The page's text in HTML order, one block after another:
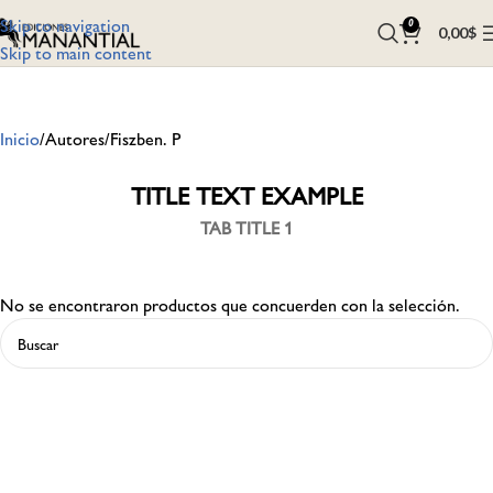
Skip to navigation
Skip to main content
0 0,00$
Inicio Autores Fiszben. P
TITLE TEXT EXAMPLE
TAB TITLE 1
No se encontraron productos que concuerden con la selección.